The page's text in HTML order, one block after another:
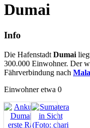
Dumai
Info
Die Hafenstadt Dumai
300.000 Einwohner. Der
Fährverbindung nach
Einwohner etwa 0